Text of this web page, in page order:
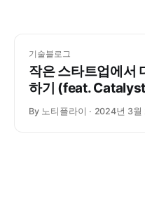
기술블로그
작은 스타트업에서
하기 (feat.
By 노티플라이 2024년 3월